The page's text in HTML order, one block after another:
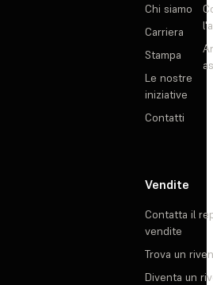
Chi siamo
Carriera
Stampa
Le nostre
iniziative
Contatti
Vendite
Contatta il
vendite
Trova un
Diventa un